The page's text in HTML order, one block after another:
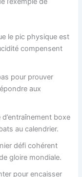
le pic physique est
compensent
pour prouver
aux
boxe
au calendrier.
défi cohérent
gloire mondiale.
pour encaisser